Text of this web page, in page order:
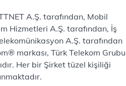
A.Ş. tarafından, Mobil
Hizmetleri A.Ş. tarafından, İş
A.Ş. tarafından
markası, Türk Telekom Grubu
Her bir Şirket tüzel kişiliği